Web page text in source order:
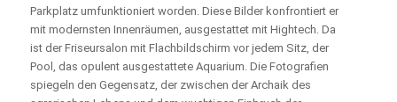
Parkplatz umfunktioniert worden. Diese Bilder konfrontiert er
mit modernsten Innenräumen, ausgestattet mit Hightech. Da
ist der Friseursalon mit Flachbildschirm vor jedem Sitz, der
Pool, das opulent ausgestattete Aquarium. Die Fotografien
spiegeln den Gegensatz, der zwischen der Archaik des